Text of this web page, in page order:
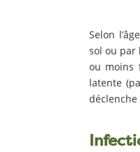
Selon
sol ou par
ou moins
latente